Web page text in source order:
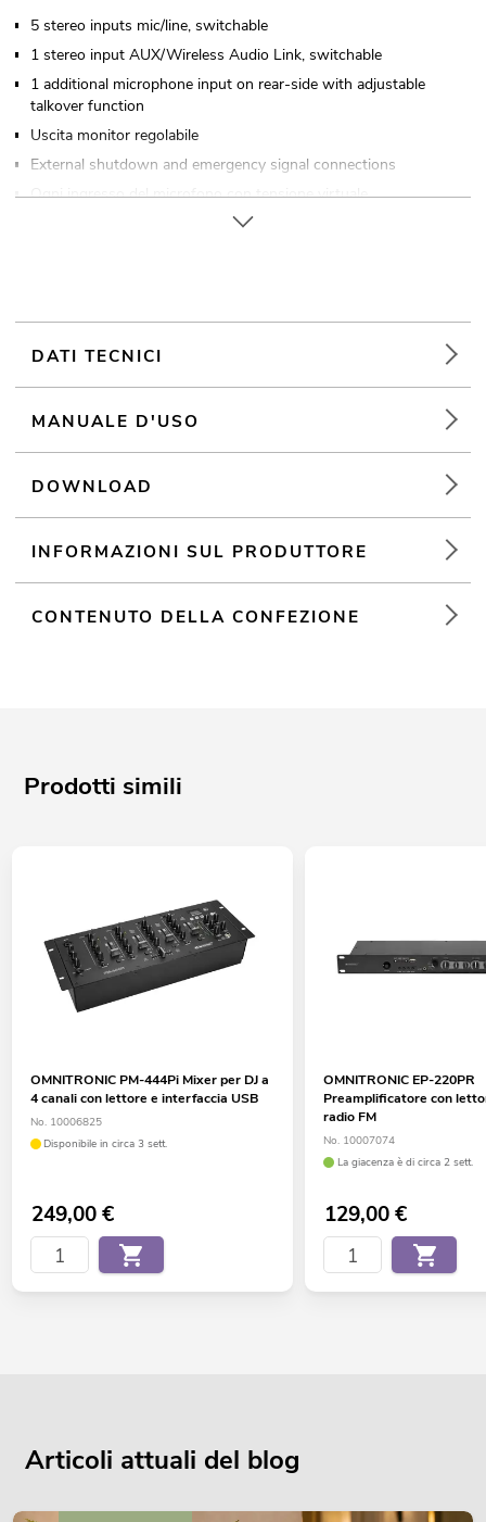
5 stereo inputs mic/line, switchable
1 stereo input AUX/Wireless Audio Link, switchable
1 additional microphone input on rear-side with adjustable
talkover function
Uscita monitor regolabile
External shutdown and emergency signal connections
Ogni ingresso del microfono con tensione virtuale
"Download" nella scheda tecnica
DATI TECNICI
MANUALE D'USO
DOWNLOAD
INFORMAZIONI SUL PRODUTTORE
CONTENUTO DELLA CONFEZIONE
Prodotti simili
OMNITRONIC PM-444Pi Mixer per DJ a
4 canali con lettore e interfaccia USB
No. 10006825
Disponibile in circa 3 sett.
249,00€
OMNITRONIC EP-220PR
Preamplificatore con
radio FM
No. 10007074
La giacenza è di circa 2 sett.
129,00€
Articoli attuali del blog